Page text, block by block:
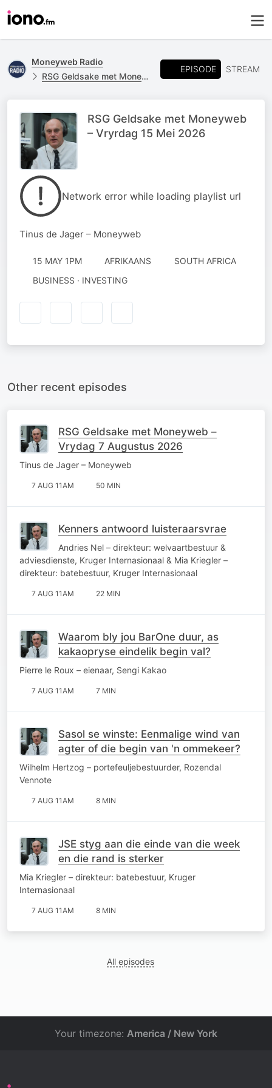
Moneyweb Radio
RSG Geldsake met Moneyweb
EPISODE STREAM
RSG Geldsake met Moneyweb
– Vryrdag 15 Mei 2026
Network error while loading playlist url
Tinus de Jager – Moneyweb
15 MAY 1PM AFRIKAANS
SOUTH AFRICA
BUSINESS · INVESTING
Other recent episodes
RSG Geldsake met Moneyweb –
Vrydag 7 Augustus 2026
Tinus de Jager – Moneyweb
7 AUG 11AM 50 MIN
Kenners antwoord luisteraarsvrae
Andries Nel – direkteur: welvaartbestuur &
adviesdienste, Kruger Internasionaal & Mia Kriegler –
direkteur: batebestuur, Kruger Internasionaal
7 AUG 11AM 22 MIN
Waarom bly jou BarOne duur, as
kakaopryse eindelik begin val?
Pierre le Roux – eienaar, Sengi Kakao
7 AUG 11AM 7 MIN
Sasol se winste: Eenmalige wind van
agter of die begin van 'n ommekeer?
Wilhelm Hertzog – portefeuljebestuurder, Rozendal
Vennote
7 AUG 11AM 8 MIN
JSE styg aan die einde van die week
en die rand is sterker
Mia Kriegler – direkteur: batebestuur, Kruger
Internasionaal
7 AUG 11AM 8 MIN
All episodes
Your timezone: America / New York